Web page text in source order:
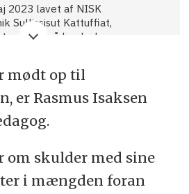
2023 lavet af NISK
Sullissisut Kattuffiat,
at der på landsplan
pædagoger. Der findes
aktive stillingsopslag til
på landsplan. Den 4. maj
stillinger til
i daginstitutioner.
mødt op til
er Rasmus Isaksen
om skulder med sine
i mængden foran